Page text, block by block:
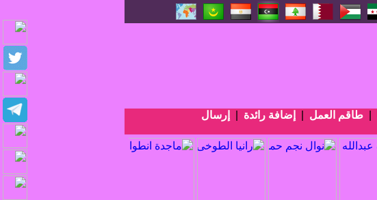
طاقم العمل إضافة رائدة
إرسال